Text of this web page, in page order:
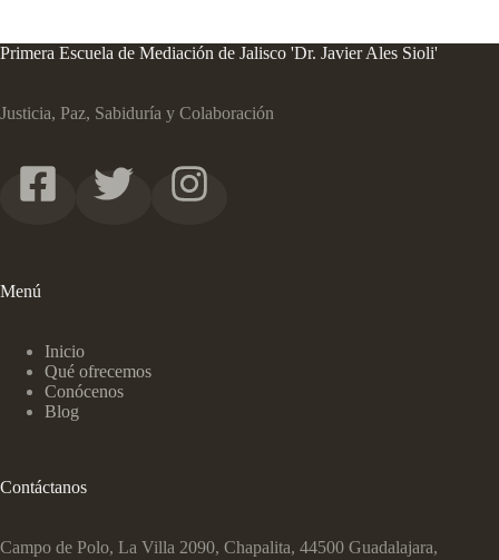
Primera Escuela de Mediación de Jalisco 'Dr. Javier Ales Sioli'
Justicia, Paz, Sabiduría y Colaboración
Menú
Inicio
Qué ofrecemos
Conócenos
Blog
Contáctanos
Campo de Polo, La Villa 2090, Chapalita, 44500 Guadalajara,